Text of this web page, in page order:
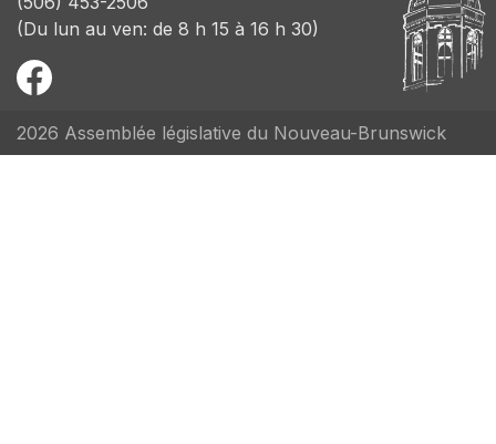
(Du lun au ven: de 8 h 15 à 16 h 30)
2026 Assemblée législative du Nouveau-Brunswick